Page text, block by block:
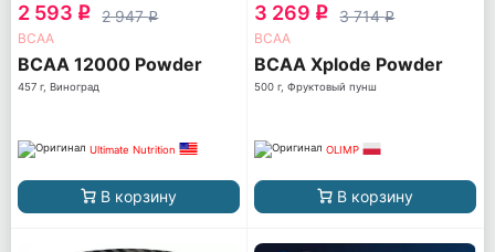
2 593 q 2 947q
ВСАА
BCAA 12000 Powder
457 г, Виноград
Ultimate Nutrition
В корзину
3 269 q 3 714q
ВСАА
BCAA Xplode Powder
500 г, Фруктовый пунш
OLIMP
В корзину